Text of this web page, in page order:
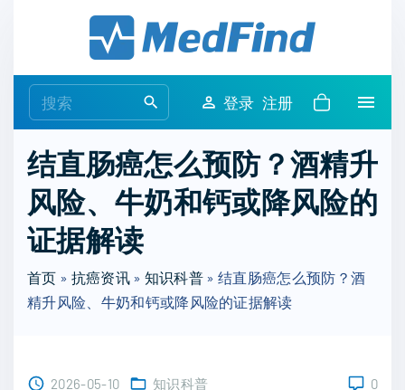
e
r
c
h
r
:
登录 注册
结直肠癌怎么预防？酒精升
风险、牛奶和钙或降风险的
证据解读
首页 » 抗癌资讯» 知识科普 »结直肠癌怎么预防？酒
精升风险、牛奶和钙或降风险的证据解读
2026-05-10 知识科普 0